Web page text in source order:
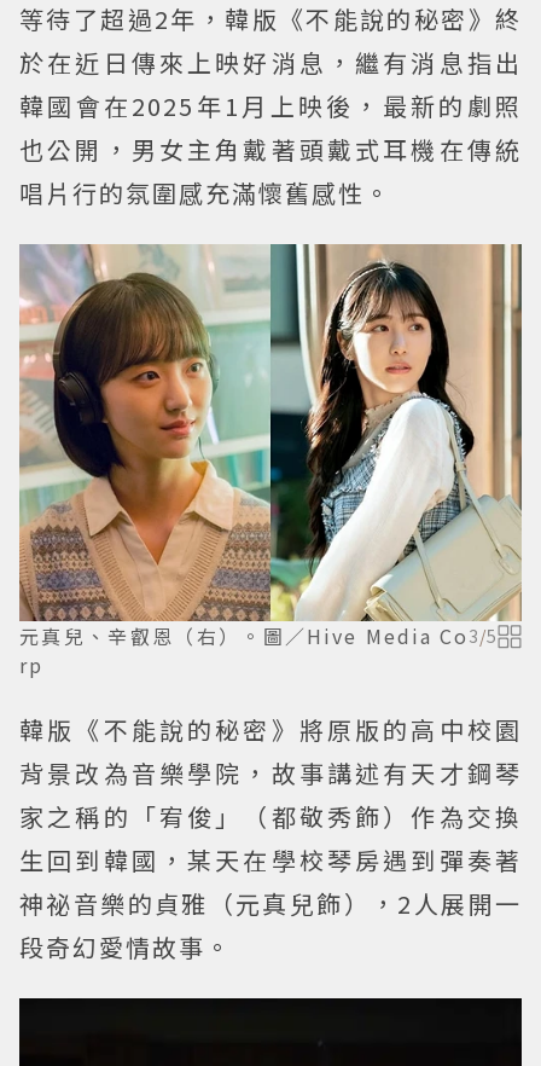
等待了超過2年，韓版《不能說的秘密》終
於在近日傳來上映好消息，繼有消息指出
韓國會在2025年1月上映後，最新的劇照
也公開，男女主角戴著頭戴式耳機在傳統
唱片行的氛圍感充滿懷舊感性。
元真兒、辛叡恩（右）。圖／Hive Media Co
rp
3/5
韓版《不能說的秘密》將原版的高中校園
背景改為音樂學院，故事講述有天才鋼琴
家之稱的「宥俊」（都敬秀飾）作為交換
生回到韓國，某天在學校琴房遇到彈奏著
神祕音樂的貞雅（元真兒飾），2人展開一
段奇幻愛情故事。